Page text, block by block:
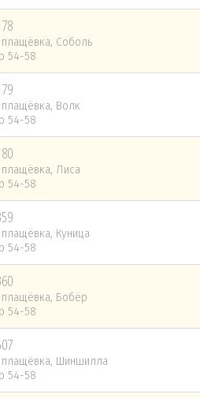
Соболь
54-58
Волк
54-58
Лиса
54-58
Куница
54-58
Бобёр
54-58
плащёвка, Шиншилла
54-58